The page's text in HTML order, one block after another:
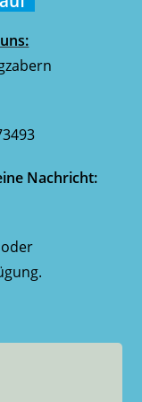
Nachricht: